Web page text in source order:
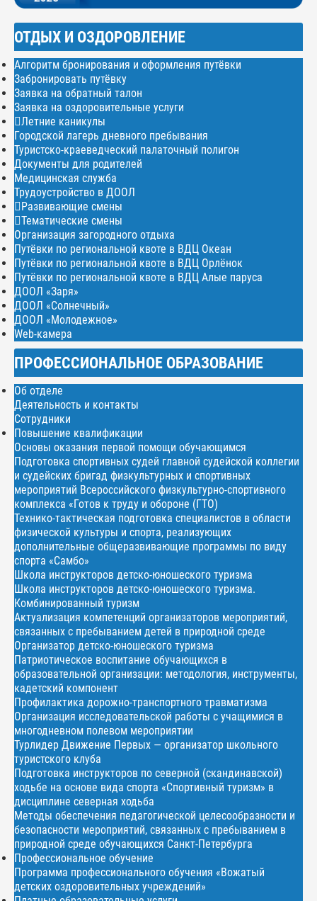
ОТДЫХ И ОЗДОРОВЛЕНИЕ
Алгоритм бронирования и оформления путёвки
Забронировать путёвку
Заявка на обратный талон
Заявка на оздоровительные услуги
Летние каникулы
Городской лагерь дневного пребывания
Туристско-краеведческий палаточный полигон
Документы для родителей
Медицинская служба
Трудоустройство в ДООЛ
Развивающие смены
Тематические смены
Организация загородного отдыха
Путёвки по региональной квоте в ВДЦ Океан
Путёвки по региональной квоте в ВДЦ Орлёнок
Путёвки по региональной квоте в ВДЦ Алые паруса
ДООЛ «Заря»
ДООЛ «Солнечный»
ДООЛ «Молодежное»
Web-камера
ПРОФЕССИОНАЛЬНОЕ ОБРАЗОВАНИЕ
Об отделе
Деятельность и контакты
Сотрудники
Повышение квалификации
Основы оказания первой помощи обучающимся
Подготовка спортивных судей главной судейской коллегии
и судейских бригад физкультурных и спортивных
мероприятий Всероссийского физкультурно-спортивного
комплекса «Готов к труду и обороне (ГТО)
Технико-тактическая подготовка специалистов в области
физической культуры и спорта, реализующих
дополнительные общеразвивающие программы по виду
спорта «Самбо»
Школа инструкторов детско-юношеского туризма
Школа инструкторов детско-юношеского туризма.
Комбинированный туризм
Актуализация компетенций организаторов мероприятий,
связанных с пребыванием детей в природной среде
Организатор детско-юношеского туризма
Патриотическое воспитание обучающихся в
образовательной организации: методология, инструменты,
кадетский компонент
Профилактика дорожно-транспортного травматизма
Организация исследовательской работы с учащимися в
многодневном полевом мероприятии
Турлидер Движение Первых — организатор школьного
туристского клуба
Подготовка инструкторов по северной (скандинавской)
ходьбе на основе вида спорта «Спортивный туризм» в
дисциплине северная ходьба
Методы обеспечения педагогической целесообразности и
безопасности мероприятий, связанных с пребыванием в
природной среде обучающихся Санкт-Петербурга
Профессиональное обучение
Программа профессионального обучения «Вожатый
детских оздоровительных учреждений»